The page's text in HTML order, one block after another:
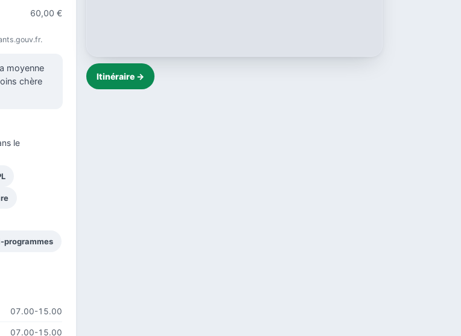
60,00 €
moyenne
chère
le
programmes
07.00-15.00
07.00-15.00
Itinéraire →